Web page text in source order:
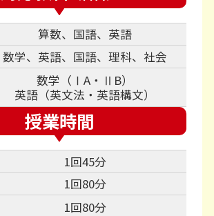
算数、国語、英語
数学、英語、国語、理科、社会
数学（ⅠA・ⅡB）
英語（英文法・英語構文）
授業時間
1回45分
1回80分
1回80分